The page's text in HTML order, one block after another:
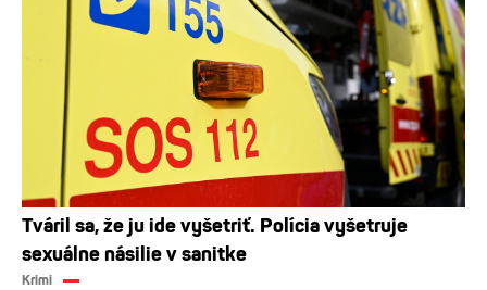
Tváril sa, že ju ide vyšetriť. Polícia vyšetruje
sexuálne násilie v sanitke
Krimi